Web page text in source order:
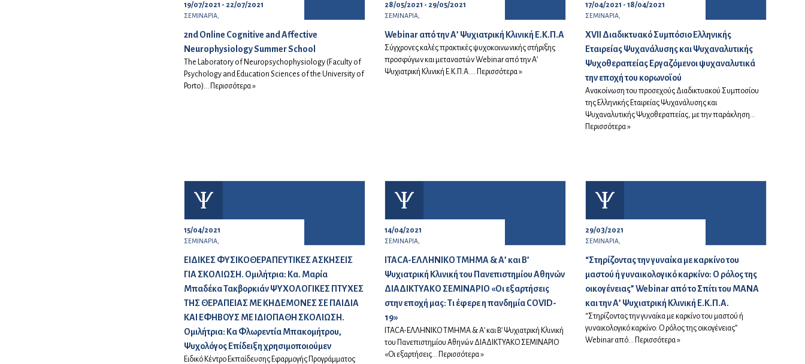
19/07/2021 - 22/07/2021
ΣΕΜΙΝΑΡΙΑ,
2nd Online Cognitive and Affective
Neurophysiology Summer School
The Laboratory of Neuropsychophysiology (Faculty of
Psychology and Education Sciences of the University of
Porto)...
Περισσότερα »
28/05/2021 - 29/05/2021
ΣΕΜΙΝΑΡΙΑ,
Webinar από την Α’ Ψυχιατρική Κλινική Ε.Κ.Π.Α
Σύγχρονες καλές πρακτικές ψυχοκοινωνικής στήριξης
προσφύγων και μεταναστών Webinar από την Α’
Ψυχιατρική Κλινική Ε.Κ.Π.Α....
Περισσότερα »
17/04/2021 - 18/04/2021
ΣΕΜΙΝΑΡΙΑ,
XVII Διαδικτυακό Συμπόσιο Ελληνικής
Εταιρείας Ψυχανάλυσης και Ψυχαναλυτικής
Ψυχοθεραπείας Εργαζόμενοι ψυχαναλυτικά
την εποχή του κορωνοϊού
Ανακοίνωση του προσεχούς Διαδικτυακού Συμποσίου
της Ελληνικής Εταιρείας Ψυχανάλυσης και
Ψυχαναλυτικής Ψυχοθεραπείας, με την παράκληση...
Περισσότερα »
15/04/2021
ΣΕΜΙΝΑΡΙΑ,
ΕΙΔΙΚΕΣ ΦΥΣΙΚΟΘΕΡΑΠΕΥΤΙΚΕΣ ΑΣΚΗΣΕΙΣ
ΓΙΑ ΣΚΟΛΙΩΣΗ. Ομιλήτρια: Κα. Μαρία
Μπαδέκα Τακβορκιάν ΨΥΧΟΛΟΓΙΚΕΣ ΠΤΥΧΕΣ
ΤΗΣ ΘΕΡΑΠΕΙΑΣ ΜΕ ΚΗΔΕΜΟΝΕΣ ΣΕ ΠΑΙΔΙΑ
ΚΑΙ ΕΦΗΒΟΥΣ ΜΕ ΙΔΙΟΠΑΘΗ ΣΚΟΛΙΩΣΗ.
Ομιλήτρια: Κα Φλωρεντία Μπακομήτρου,
Ψυχολόγος Επίδειξη χρησιμοποιούμεν
Ειδικό Κέντρο Εκπαίδευσης Εφαρμογής Προγράμματος
14/04/2021
ΣΕΜΙΝΑΡΙΑ,
ITACA-ΕΛΛΗΝΙΚΟ ΤΜΗΜΑ & Α’ και Β’
Ψυχιατρική Κλινική του Πανεπιστημίου Αθηνών
ΔΙΑΔΙΚΤΥΑΚΟ ΣΕΜΙΝΑΡΙΟ «Οι εξαρτήσεις
στην εποχή μας: Τι έφερε η πανδημία COVID-
19»
ITACA-ΕΛΛΗΝΙΚΟ ΤΜΗΜΑ & Α’ και Β’ Ψυχιατρική Κλινική
του Πανεπιστημίου Αθηνών ΔΙΑΔΙΚΤΥΑΚΟ ΣΕΜΙΝΑΡΙΟ
«Οι εξαρτήσεις...
Περισσότερα »
29/03/2021
ΣΕΜΙΝΑΡΙΑ,
“Στηρίζοντας την γυναίκα με καρκίνο του
μαστού ή γυναικολογικό καρκίνο: Ο ρόλος της
οικογένειας” Webinar από το Σπίτι του ΜΑΝΑ
και την Α’ Ψυχιατρική Κλινική Ε.Κ.Π.Α.
“Στηρίζοντας την γυναίκα με καρκίνο του μαστού ή
γυναικολογικό καρκίνο: Ο ρόλος της οικογένειας”
Webinar από...
Περισσότερα »